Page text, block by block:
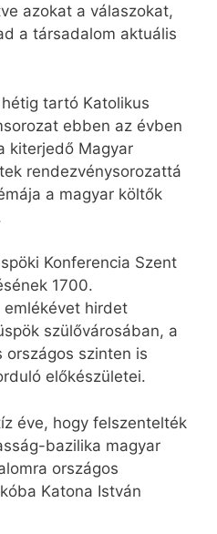
azokat a válaszokat,
a társadalom aktuális
tartó Katolikus
ebben az évben
kiterjedő Magyar
rendezvénysorozattá
a magyar költők
Konferencia Szent
1700.
hirdet
szülővárosában, a
országos szinten is
előkészületei.
éve, hogy felszentelték
bazilika magyar
országos
Katona István